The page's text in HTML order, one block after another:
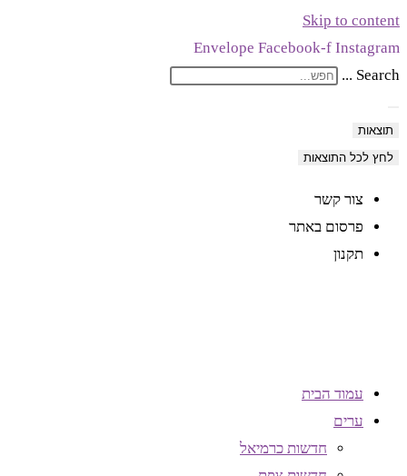
Skip to content
Envelope Facebook-f Instagram
Search ...
תוצאות
לחץ לכל התוצאות
צור קשר
פרסום באתר
תקנון
עמוד הבית
ערים
חדשות כרמיאל